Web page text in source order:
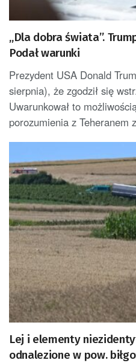
„Dla dobra świata”.
Podał warunki
Prezydent USA Donald
sierpnia), że zgodził się
Uwarunkował to
porozumienia z Teheranem
Lej i elementy
odnalezione w pow.